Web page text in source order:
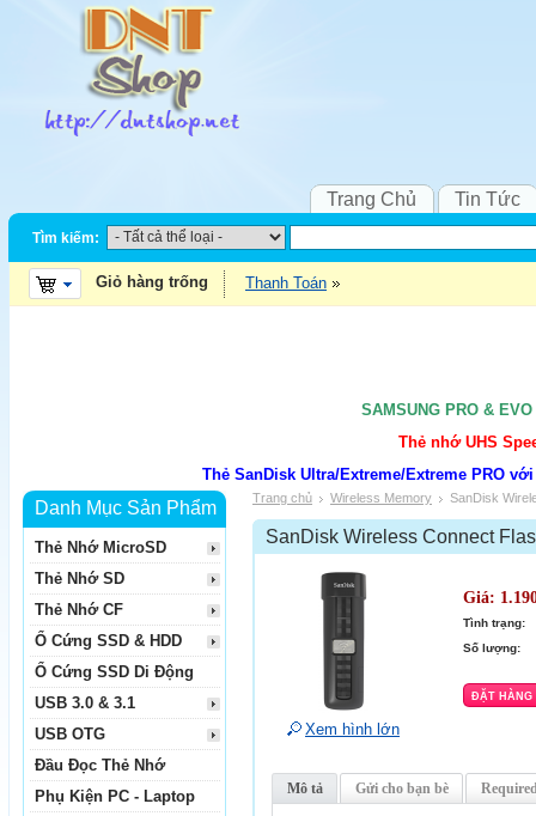
Trang Chủ Tin Tức
Tìm kiếm:
Giỏ hàng trống Thanh Toán
SAMSUNG PRO &
Thẻ nhớ UHS
Thẻ SanDisk Ultra/Extreme/Extreme PRO
Trang chủ Wireless Memory SanDisk
SanDisk Wireless Connect
Xem hình lớn
Giá:
Tình trạng:
Số lượng:
Mô tả Gửi cho bạn bè
Danh Mục Sản Phẩm
Thẻ Nhớ MicroSD
Thẻ Nhớ SD
Thẻ Nhớ CF
Ổ Cứng SSD & HDD
Ổ Cứng SSD Di Động
USB 3.0 & 3.1
USB OTG
Đầu Đọc Thẻ Nhớ
Phụ Kiện PC - Laptop